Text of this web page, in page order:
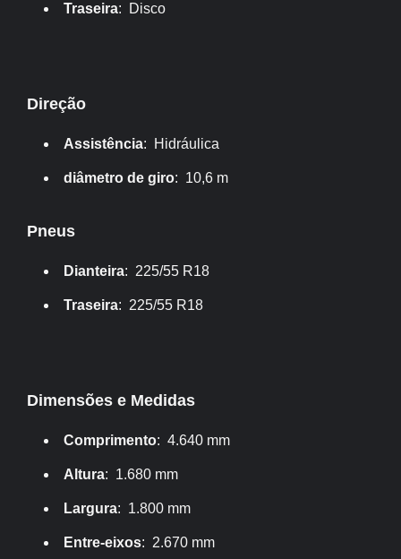
Traseira: Disco
Direção
Assistência: Hidráulica
diâmetro de giro: 10,6 m
Pneus
Dianteira: 225/55 R18
Traseira: 225/55 R18
Dimensões e Medidas
Comprimento: 4.640 mm
Altura: 1.680 mm
Largura: 1.800 mm
Entre-eixos: 2.670 mm